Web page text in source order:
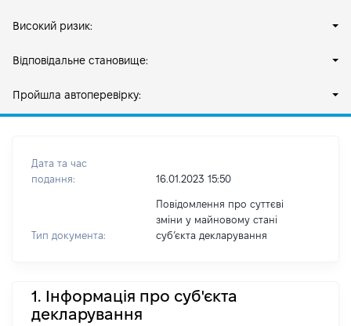
Високий ризик:
Відповідальне становище:
Пройшла автоперевірку:
Дата та час
подання:
16.01.2023 15:50
Тип документа:
Повідомлення про суттєві
зміни у майновому стані
субʼєкта декларування
1. Інформація про суб'єкта
декларування